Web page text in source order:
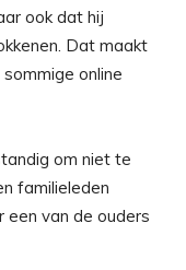
ook dat hij
Dat maakt
online
om niet te
familieleden
een van de ouders